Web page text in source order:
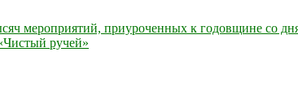
мероприятий, приуроченных к годовщине со
ручей»